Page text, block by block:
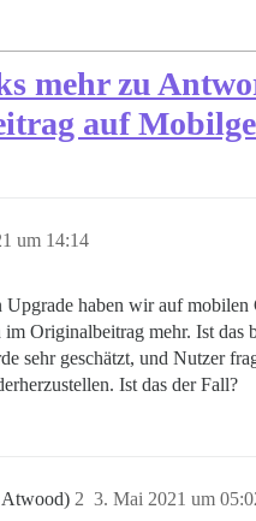
mehr zu
auf
um 14:14
Upgrade haben wir auf mobilen
Originalbeitrag mehr. Ist das
sehr geschätzt, und Nutzer
Ist das der Fall?
3. Mai 2021 um
2